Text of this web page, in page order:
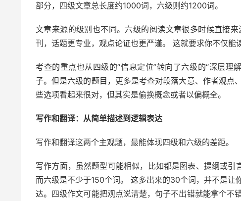
部分，四级文章总长度约1000词，六级则约1200词。
文章来源的级别也不同。六级的阅读文章很多时候直接
刊，话题更专业，观点论证也更严谨。 这就要求你不仅能
考查的重点也从四级的“信息定位”转向了六级的“深层
子。但是六级的题目，更多是考查对段落大意、作者观
些选项看起来很对，但其实是偷换概念或者以偏概全。
写作和翻译：从简单描述到逻辑表达
写作和翻译这两个主观题，最能体现四级和六级的差距。
写作方面，虽然题型可能相似，比如都是图表、提纲或引
而六级是不少于150个词。 这多出来的30个词，并不是让
达。四级作文可能把观点说清楚，句子不出错就能拿个不